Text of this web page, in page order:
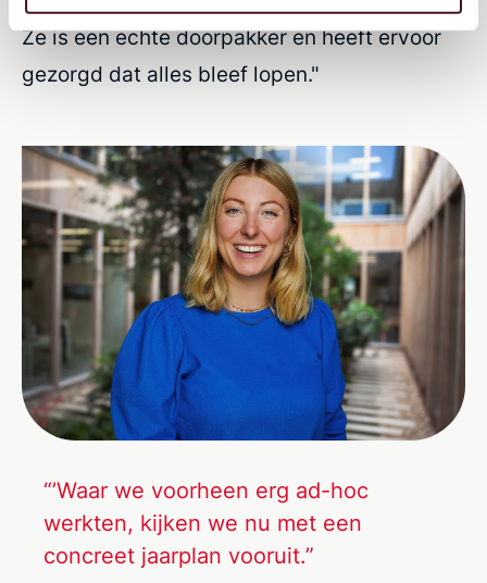
Ze is een echte doorpakker en heeft ervoor
gezorgd dat alles bleef lopen."
“’Waar we voorheen erg ad-hoc
werkten, kijken we nu met een
concreet jaarplan vooruit.”